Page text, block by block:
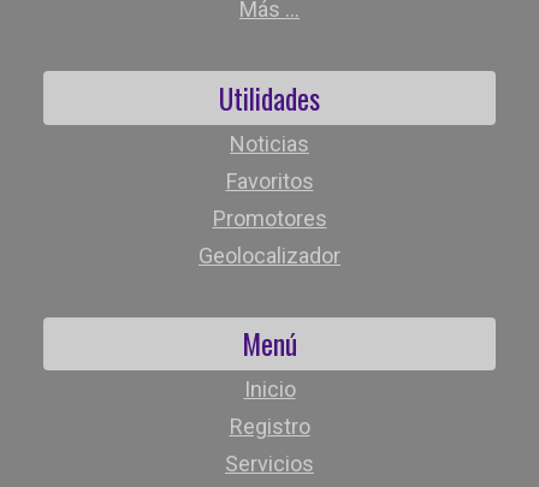
Más ...
Utilidades
Noticias
Favoritos
Promotores
Geolocalizador
Menú
Inicio
Registro
Servicios